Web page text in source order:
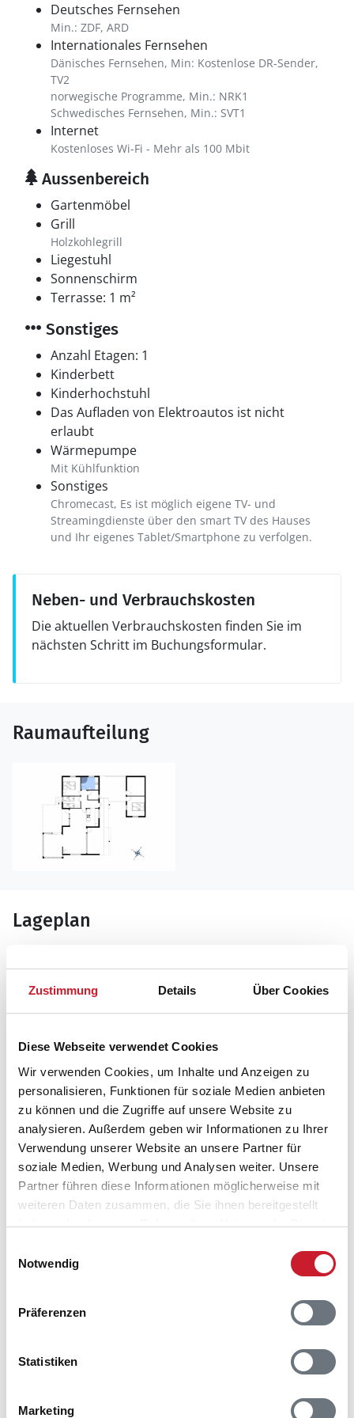
Zustimmung Details Über Cookies
Diese Webseite verwendet Cookies
Wir verwenden Cookies, um Inhalte und Anzeigen zu
personalisieren, Funktionen für soziale Medien anbieten
zu können und die Zugriffe auf unsere Website zu
analysieren. Außerdem geben wir Informationen zu Ihrer
Verwendung unserer Website an unsere Partner für
soziale Medien, Werbung und Analysen weiter. Unsere
Partner führen diese Informationen möglicherweise mit
weiteren Daten zusammen, die Sie ihnen bereitgestellt
haben oder die sie im Rahmen Ihrer Nutzung der Dienste
Notwendig
Präferenzen
Statistiken
Marketing
Deutsches Fernsehen
Min.: ZDF, ARD
Internationales Fernsehen
Dänisches Fernsehen, Min: Kostenlose DR-Sender,
TV2
norwegische Programme, Min.: NRK1
Schwedisches Fernsehen, Min.: SVT1
Internet
Kostenloses Wi-Fi - Mehr als 100 Mbit
Aussenbereich
Gartenmöbel
Grill
Holzkohlegrill
Liegestuhl
Sonnenschirm
Terrasse: 1 m²
Sonstiges
Anzahl Etagen: 1
Kinderbett
Kinderhochstuhl
Das Aufladen von Elektroautos ist nicht
erlaubt
Wärmepumpe
Mit Kühlfunktion
Sonstiges
Chromecast, Es ist möglich eigene TV- und
Streamingdienste über den smart TV des Hauses
und Ihr eigenes Tablet/Smartphone zu verfolgen.
Neben- und Verbrauchskosten
Die aktuellen Verbrauchskosten finden Sie im
nächsten Schritt im Buchungsformular.
Raumaufteilung
Lageplan
Klara Hansens Vej 3
Fjellerup Strand